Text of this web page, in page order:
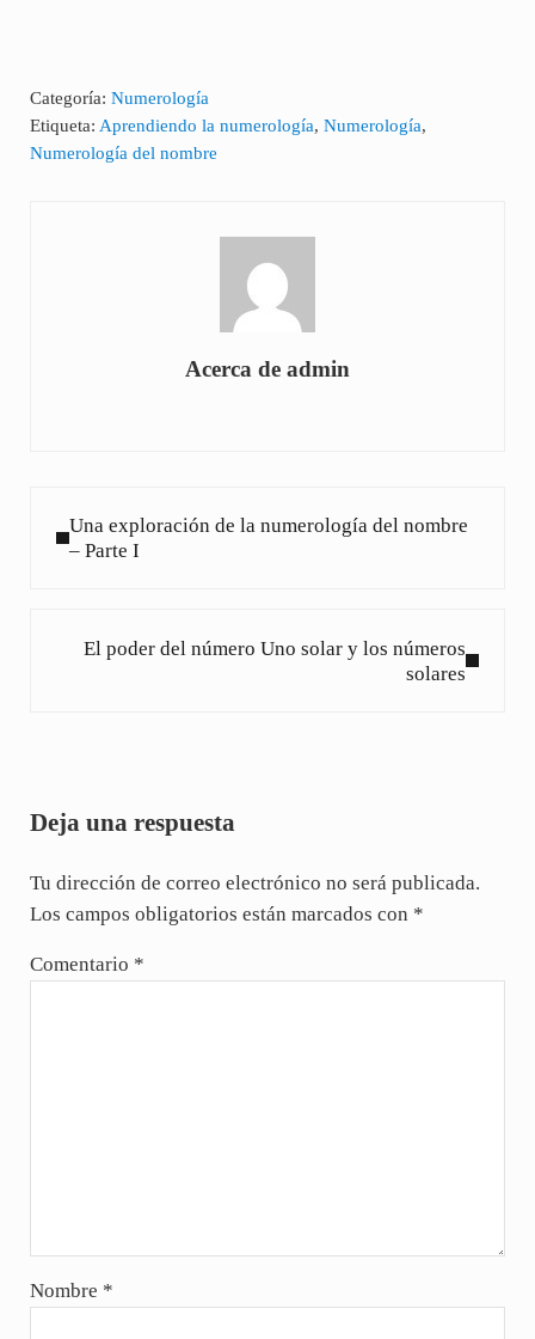
Categoría: Numerología
Etiqueta: Aprendiendo la numerología, Numerología,
Numerología del nombre
Acerca de admin
Una exploración de la numerología del nombre
– Parte I
El poder del número Uno solar y los números
solares
Deja una respuesta
Tu dirección de correo electrónico no será publicada.
Los campos obligatorios están marcados con *
Comentario *
Nombre *